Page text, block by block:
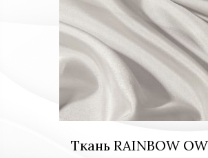
Ткань RAINBOW